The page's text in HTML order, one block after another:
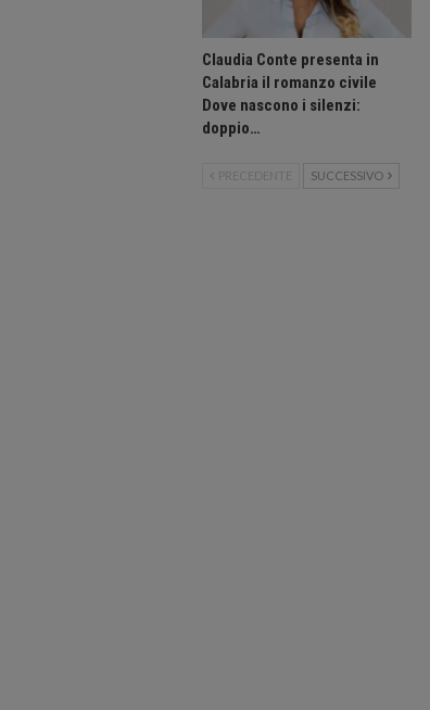
Claudia Conte presenta in
Calabria il romanzo civile
Dove nascono i silenzi:
doppio…
PRECEDENTE SUCCESSIVO